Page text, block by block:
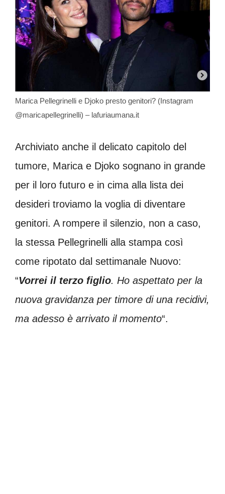
Marica Pellegrinelli e Djoko presto genitori? (Instagram
@maricapellegrinelli) – lafuriaumana.it
Archiviato anche il delicato capitolo del
tumore, Marica e Djoko sognano in grande
per il loro futuro e in cima alla lista dei
desideri troviamo la voglia di diventare
genitori. A rompere il silenzio, non a caso,
la stessa Pellegrinelli alla stampa così
come ripotato dal settimanale Nuovo:
“Vorrei il terzo figlio. Ho aspettato per la
nuova gravidanza per timore di una recidivi,
ma adesso è arrivato il momento“.